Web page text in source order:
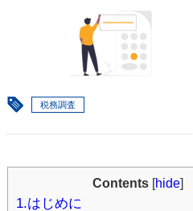
税務調査
Contents [hide]
1.はじめに